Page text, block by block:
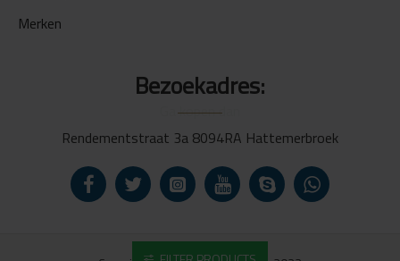
Merken
Bezoekadres:
Rendementstraat 3a 8094RA Hattemerbroek